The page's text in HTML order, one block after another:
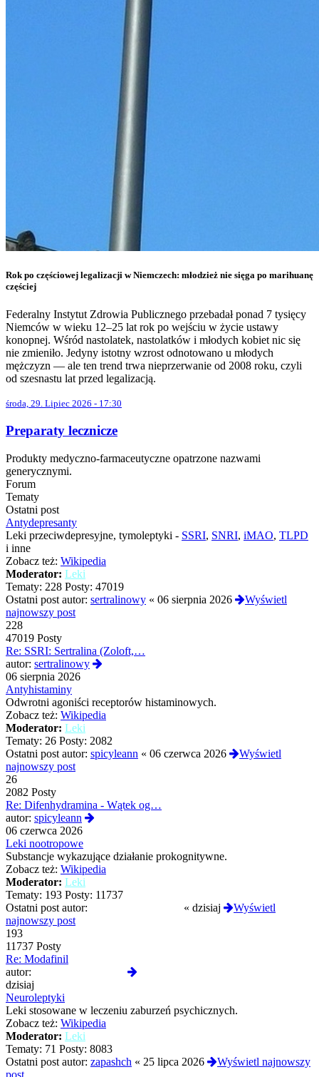
Rok po częściowej legalizacji w Niemczech: młodzież nie sięga po marihuanę
częściej
Federalny Instytut Zdrowia Publicznego przebadał ponad 7 tysięcy
Niemców w wieku 12–25 lat rok po wejściu w życie ustawy
konopnej. Wśród nastolatek, nastolatków i młodych kobiet nic się
nie zmieniło. Jedyny istotny wzrost odnotowano u młodych
mężczyzn — ale ten trend trwa nieprzerwanie od 2008 roku, czyli
od szesnastu lat przed legalizacją.
środa, 29. Lipiec 2026 - 17:30
Preparaty lecznicze
Produkty medyczno-farmaceutyczne opatrzone nazwami
generycznymi.
Forum
Tematy
Ostatni post
Antydepresanty
Leki przeciwdepresyjne, tymoleptyki - SSRI, SNRI, iMAO, TLPD
i inne
Zobacz też: Wikipedia
Moderator: Leki
Tematy: 228 Posty: 47019
Ostatni post autor: sertralinowy « 06 sierpnia 2026
Wyświetl
najnowszy post
228
47019 Posty
Re: SSRI: Sertralina (Zoloft,…
autor: sertralinowy
06 sierpnia 2026
Antyhistaminy
Odwrotni agoniści receptorów histaminowych.
Zobacz też: Wikipedia
Moderator: Leki
Tematy: 26 Posty: 2082
Ostatni post autor: spicyleann « 06 czerwca 2026
Wyświetl
najnowszy post
26
2082 Posty
Re: Difenhydramina - Wątek og…
autor: spicyleann
06 czerwca 2026
Leki nootropowe
Substancje wykazujące działanie prokognitywne.
Zobacz też: Wikipedia
Moderator: Leki
Tematy: 193 Posty: 11737
Ostatni post autor:
« dzisiaj
Wyświetl
najnowszy post
193
11737 Posty
Re: Modafinil
autor:
dzisiaj
Neuroleptyki
Leki stosowane w leczeniu zaburzeń psychicznych.
Zobacz też: Wikipedia
Moderator: Leki
Tematy: 71 Posty: 8083
Ostatni post autor: zapashch « 25 lipca 2026
Wyświetl najnowszy
post